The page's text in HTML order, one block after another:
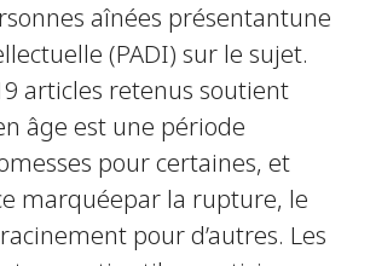
aînées présentantune
(PADI) sur le sujet.
articles retenus soutient
âge est une période
pour certaines, et
marquéepar la rupture, le
pour d’autres. Les